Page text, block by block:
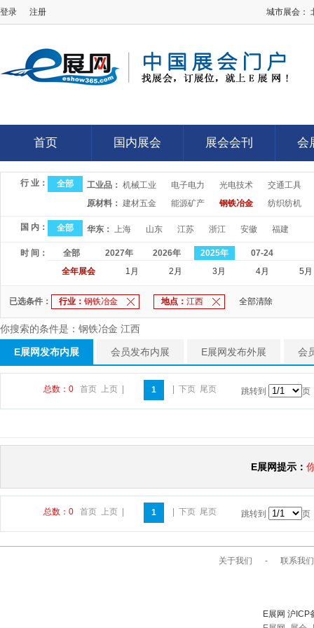
登录 注册 城市展会：
首页
首页
国内展会
国内展会
展会会刊
展会会刊
会
会
行 业： 全部 工业品： 机械工业 电子电力 光电技术
交通工具
原材料： 建材五金 能源矿产 钢铁冶金 纺织纺机
国 内： 全部 华东： 上海 山东 江苏 浙江 安徽 福建
时 间： 全部 2027年 2026年 2025年
07-24
全年展会
1月 2月 3月 4月 5月
已选条件： 行业： 钢铁冶金 地点： 江西 全部清除
你搜索的条件是：钢铁冶金 江西
E展网发布内展 会员发布内展 E展网发布外展 会
总数：0 首页 上页 1 下页 尾页 跳转到 页
E展网提示：
总数：0 首页 上页 1 下页 尾页 跳转到 页
关于我们 - 联系我们
E展网 沪